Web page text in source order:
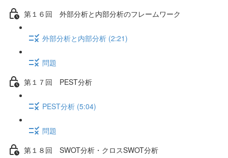
第１６回 外部分析と内部分析のフレームワーク
外部分析と内部分析 (2:21)
問題
第１７回 PEST分析
PEST分析 (5:04)
問題
第１８回 SWOT分析・クロスSWOT分析